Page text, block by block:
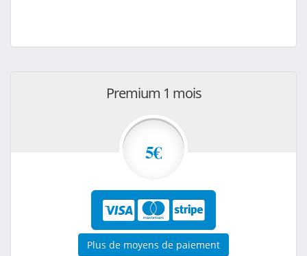
Premium 1 mois
5€
Plus de moyens de paiement